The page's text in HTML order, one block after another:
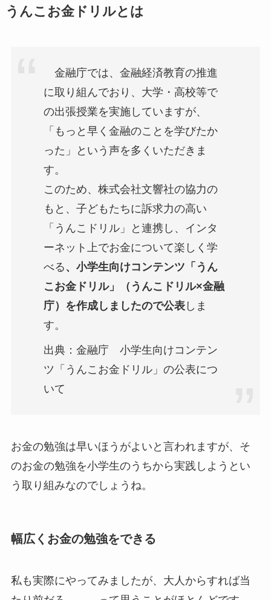
うんこお金ドリルとは
金融庁では、金融経済教育の推進
に取り組んでおり、大学・高校等で
の出張授業を実施していますが、
「もっと早く金融のことを学びたか
った」という声を多くいただきま
す。
このため、株式会社文響社の協力の
もと、子どもたちに訴求力の高い
「うんこドリル」と連携し、インタ
ーネット上でお金について楽しく学
べる 、小学生向けコンテンツ「うん
こお金ドリル」（うんこドリル×金融
庁）を作成しましたので公表しま
す。
出典：金融庁 小学生向けコンテン
ツ「うんこお金ドリル」の公表につ
いて
お金の勉強は早いほうがよいと言われますが、そ
のお金の勉強を小学生のうちから実践しようとい
う取り組みなのでしょうね。
幅広くお金の勉強をできる
私も実際にやってみましたが、大人からすれば当